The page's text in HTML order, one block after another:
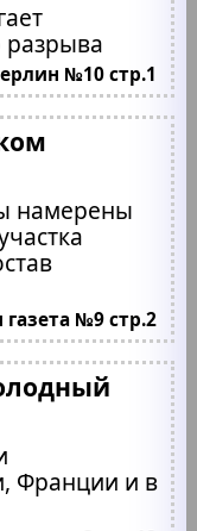
№10 стр.1
намерены
газета №9 стр.2
Франции и в